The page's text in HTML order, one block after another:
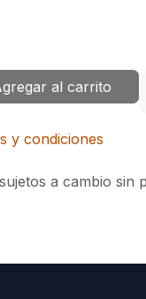
al carrito
y condiciones
a cambio sin